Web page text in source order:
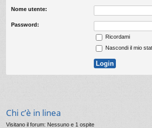
Nome utente:
Password:
Ricordami
Nascondi il mio
Chi c’è in linea
Visitano il forum: Nessuno e 1 ospite